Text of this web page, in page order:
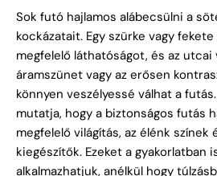
Sok futó hajlamos alábecsülni a
kockázatait. Egy szürke vagy
megfelelő láthatóságot, és az utcai
áramszünet vagy az erősen
könnyen veszélyessé válhat a
mutatja, hogy a biztonságos futás
megfelelő világítás, az élénk színek
kiegészítők. Ezeket a gyakorlatban
alkalmazhatjuk, anélkül hogy